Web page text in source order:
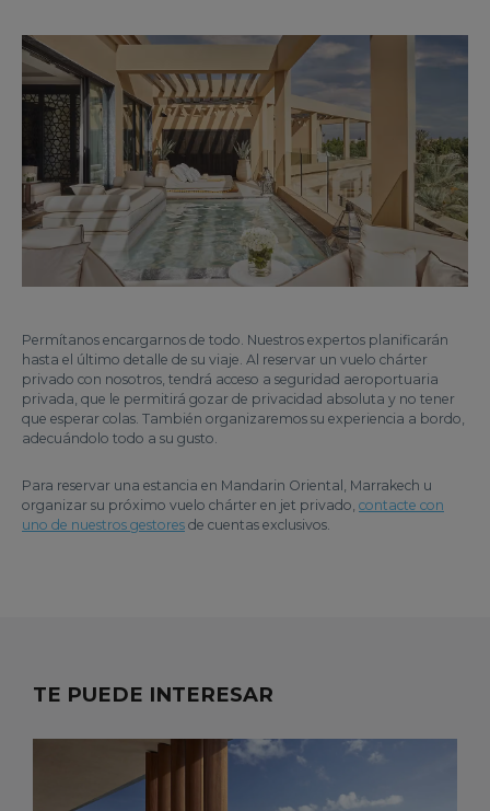
Permítanos encargarnos de todo. Nuestros expertos planificarán
hasta el último detalle de su viaje. Al reservar un vuelo chárter
privado con nosotros, tendrá acceso a seguridad aeroportuaria
privada, que le permitirá gozar de privacidad absoluta y no tener
que esperar colas. También organizaremos su experiencia a bordo,
adecuándolo todo a su gusto.
Para reservar una estancia en Mandarin Oriental, Marrakech u
organizar su próximo vuelo chárter en jet privado, contacte con
uno de nuestros gestores de cuentas exclusivos.
TE PUEDE INTERESAR